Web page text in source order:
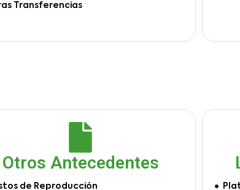
Transferencias
Otros Antecedentes
de Reproducción